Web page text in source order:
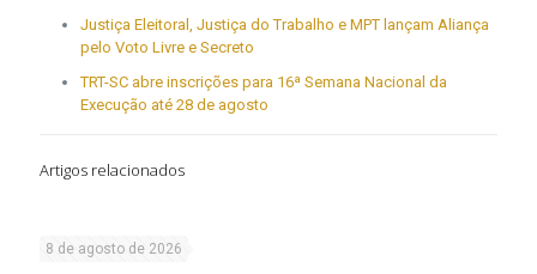
Justiça Eleitoral, Justiça do Trabalho e MPT lançam Aliança
pelo Voto Livre e Secreto
TRT-SC abre inscrições para 16ª Semana Nacional da
Execução até 28 de agosto
Artigos relacionados
8 de agosto de 2026